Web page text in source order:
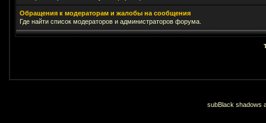
Обращения к модераторам и жалобы на сообщения
Где найти список модераторов и администраторов форума.
subBlack shadows